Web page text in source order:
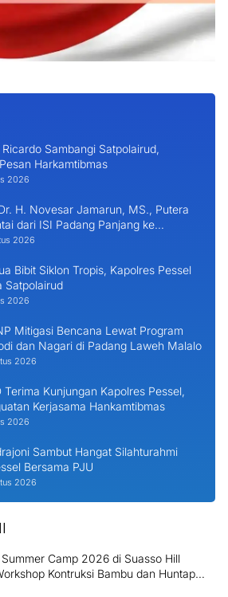
Sambangi Satpolairud,
Harkamtibmas
2026
H. Novesar Jamarun, MS., Putera
dari ISI Padang Panjang ke
Andalas
2026
Bibit Siklon Tropis, Kapolres Pessel
Satpolairud
2026
Mitigasi Bencana Lewat Program
dan Nagari di Padang Laweh Malalo
2026
Terima Kunjungan Kapolres Pessel,
Kerjasama Hankamtibmas
2026
Sambut Hangat Silahturahmi
Bersama PJU
2026
Camp 2026 di Suasso Hill
Kontruksi Bambu dan Huntap